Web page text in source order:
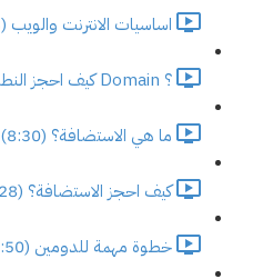
اساسيات الانترنت والويب (1:43)
؟ Domain كيف احجز النطاق او (6:24)
ما هي الاستضافة؟ (8:30)
كيف احجز الاستضافة؟ (15:28)
خطوة مهمة للدومين (0:50)